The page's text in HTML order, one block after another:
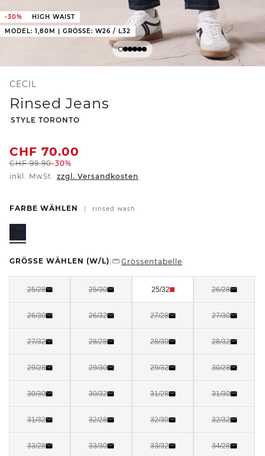
-30%
HIGH WAIST
MODEL: 1,80M | GRÖSSE: W26 / L32
CECIL
Rinsed Jeans
-
STYLE TORONTO
CHF 70.00
CHF99.90-30%
inkl. MwSt. zzgl. Versandkosten
FARBE WÄHLEN | rinsed wash
GRÖSSE WÄHLEN (W/L)| Grössentabelle
25/28 25/30 25/32 26/28
26/30 26/32 27/28 27/30
27/32 28/28 28/30 28/32
29/28 29/30 29/32 30/28
30/30 30/32 31/28 31/30
31/32 32/28 32/30 32/32
33/28 33/30 33/32 34/28